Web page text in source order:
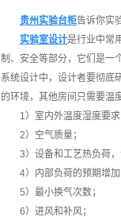
贵州实验台柜告诉你实
实验室设计是行业中常
制、安全等部分，它们是一
系统设计中，设计者要彻底
的环境，其他房间只需要温
1）室内外温度湿度要求
2）空气质量；
3）设备和工艺热负荷，
4）内部负荷的预期增加
5）最小换气次数；
6）进风和补风；